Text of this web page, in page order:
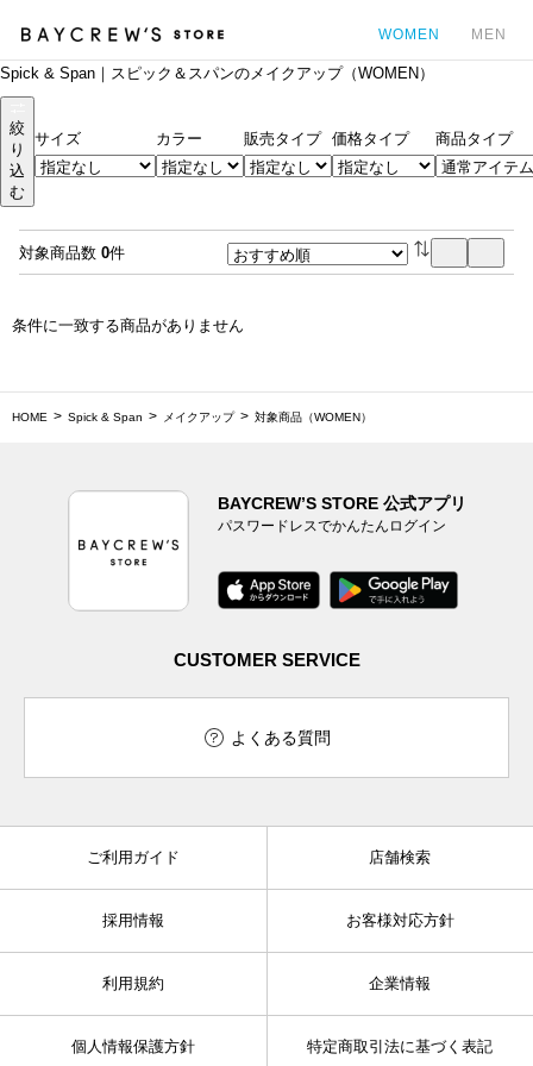
WOMEN MEN
Spick & Span｜スピック＆スパンのメイクアップ（WOMEN）
絞
り
込
む
サイズ カラー 販売タイプ 価格タイプ 商品タイプ
対象商品数 0件
条件に一致する商品がありません
HOME Spick & Span メイクアップ 対象商品（WOMEN）
BAYCREW’S STORE 公式アプリ
パスワードレスでかんたんログイン
CUSTOMER SERVICE
よくある質問
ご利用ガイド 店舗検索
採用情報 お客様対応方針
利用規約 企業情報
個人情報保護方針 特定商取引法に基づく表記